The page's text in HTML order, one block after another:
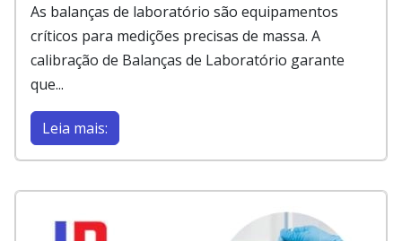
As balanças de laboratório são equipamentos
críticos para medições precisas de massa. A
calibração de Balanças de Laboratório garante
que...
Leia mais: